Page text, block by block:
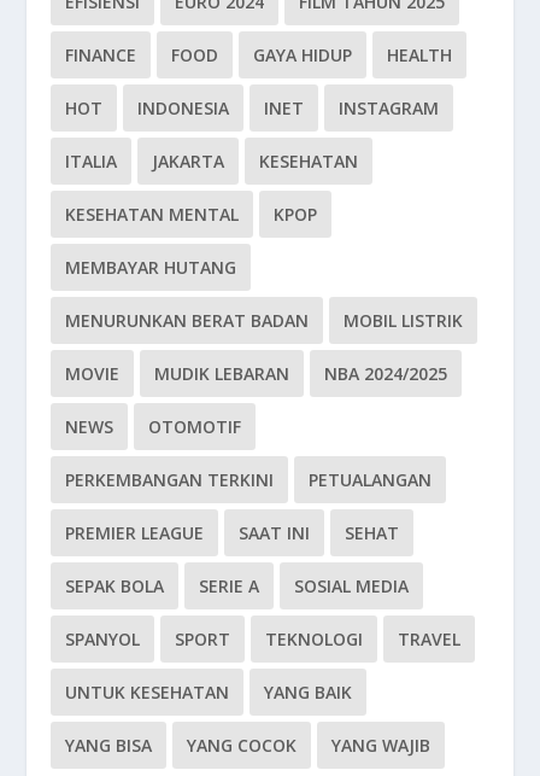
FINANCE FOOD GAYA HIDUP HEALTH
HOT INDONESIA INET INSTAGRAM
ITALIA JAKARTA KESEHATAN
KESEHATAN MENTAL KPOP
MEMBAYAR HUTANG
MENURUNKAN BERAT BADAN MOBIL LISTRIK
MOVIE MUDIK LEBARAN NBA 2024/2025
NEWS OTOMOTIF
PERKEMBANGAN TERKINI PETUALANGAN
PREMIER LEAGUE SAAT INI SEHAT
SEPAK BOLA SERIE A SOSIAL MEDIA
SPANYOL SPORT TEKNOLOGI TRAVEL
UNTUK KESEHATAN YANG BAIK
YANG BISA YANG COCOK YANG WAJIB